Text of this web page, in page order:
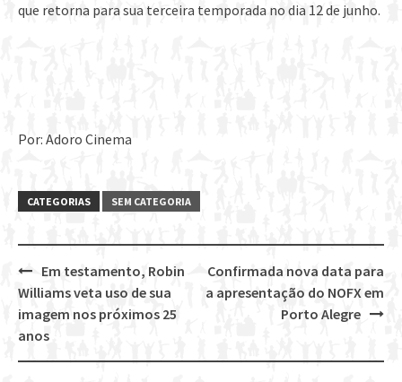
que retorna para sua terceira temporada no dia 12 de junho.
Por: Adoro Cinema
CATEGORIAS SEM CATEGORIA
Post
navigation
Confirmada nova data para
a apresentação do NOFX em
Porto Alegre
Em testamento, Robin
Williams veta uso de sua
imagem nos próximos 25
anos